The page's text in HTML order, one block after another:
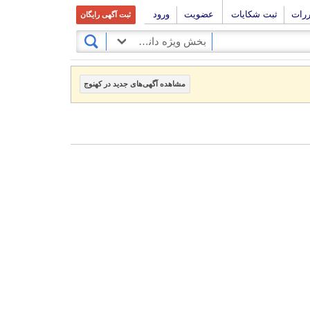
ثبت شکایات عضویت ورود ثبت آگهی رایگان
بخش ویژه دانشجویان
مشاهده آگهی‌های جدید در کهنوج